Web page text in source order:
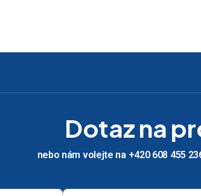
Dotaz na
nebo nám volejte na +420 608 455